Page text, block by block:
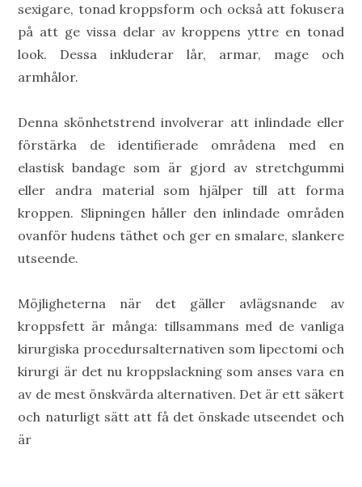
sexigare, tonad kroppsform och också att fokusera
på att ge vissa delar av kroppens yttre en tonad
look. Dessa inkluderar lår, armar, mage och
armhålor.
Denna skönhetstrend involverar att inlindade eller
förstärka de identifierade områdena med en
elastisk bandage som är gjord av stretchgummi
eller andra material som hjälper till att forma
kroppen. Slipningen håller den inlindade områden
ovanför hudens täthet och ger en smalare, slankere
utseende.
Möjligheterna när det gäller avlägsnande av
kroppsfett är många: tillsammans med de vanliga
kirurgiska procedursalternativen som lipectomi och
kirurgi är det nu kroppslackning som anses vara en
av de mest önskvärda alternativen. Det är ett säkert
och naturligt sätt att få det önskade utseendet och
är